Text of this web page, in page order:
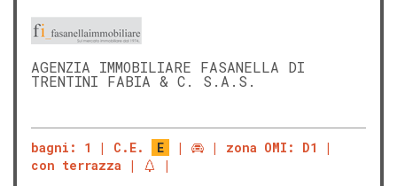
AGENZIA IMMOBILIARE FASANELLA DI
TRENTINI FABIA & C. S.A.S.
bagni: 1 C.E. E
zona OMI: D1
con terrazza